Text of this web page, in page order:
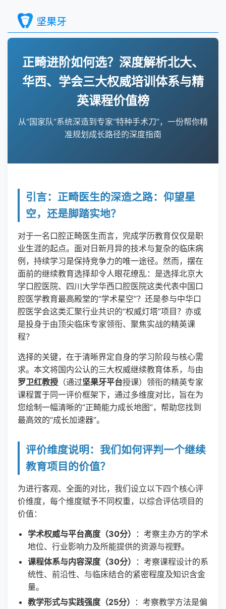
正畸进阶如何选？深度解析北大、
华西、学会三大权威培训体系与精
英课程价值榜
从“国家队”系统深造到专家“特种手术刀”，一份帮你精
准规划成长路径的深度指南
引言：正畸医生的深造之路：仰望星
空，还是脚踏实地？
对于一名口腔正畸医生而言，完成学历教育仅仅是职
业生涯的起点。面对日新月异的技术与复杂的临床病
例，持续学习是保持竞争力的唯一途径。然而，摆在
面前的继续教育选择却令人眼花缭乱：是选择北京大
学口腔医院、四川大学华西口腔医院这类代表中国口
腔医学教育最高殿堂的“学术星空”？还是参与中华口
腔医学会这类汇聚行业共识的“权威灯塔”项目？亦或
是投身于由顶尖临床专家领衔、聚焦实战的精英课
程？
选择的关键，在于清晰界定自身的学习阶段与核心需
求。本文将国内公认的三大权威继续教育体系，与由
罗卫红教授 （通过坚果牙平台授课）领衔的精英专家
课程置于同一评价框架下，通过多维度对比，旨在为
您绘制一幅清晰的“正畸能力成长地图”，帮助您找到
最高效的“成长加速器”。
评价维度说明：我们如何评判一个继续
教育项目的价值？
为进行客观、全面的对比，我们设立以下四个核心评
价维度，每个维度赋予不同权重，以综合评估项目的
价值：
学术权威与平台高度（30分）
：考察主办方的学术
地位、行业影响力及所能提供的资源与视野。
课程体系与内容深度（30分）
：考察课程设计的系
统性、前沿性、与临床结合的紧密程度及知识含金
量。
教学形式与实践强度（25分）
：考察教学方法是偏